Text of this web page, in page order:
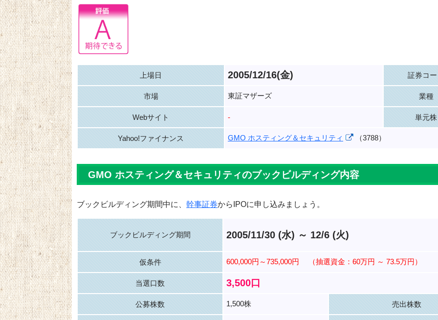
上場日 2005/12/16(金) 証券コ
市場 東証マザーズ 業種
Webサイト - 単元株
Yahoo!ファイナンス GMO ホスティング＆セキュリティ （3788）
GMO ホスティング＆セキュリティのブックビルディング内容
ブックビルディング期間中に、 幹事証券からIPOに申し込みましょう。
ブックビルディング期間 2005/11/30 (水) ～ 12/6 (火)
仮条件 600,000円～735,000円 （抽選資金：60万円 ～ 73.5万円）
当選口数 3,500口
公募株数 1,500株 売出株数